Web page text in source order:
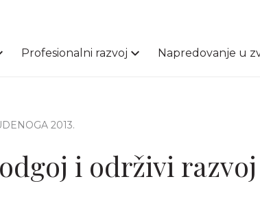
Profesionalni razvoj Napredovanje u
2013.
i održivi razvoj